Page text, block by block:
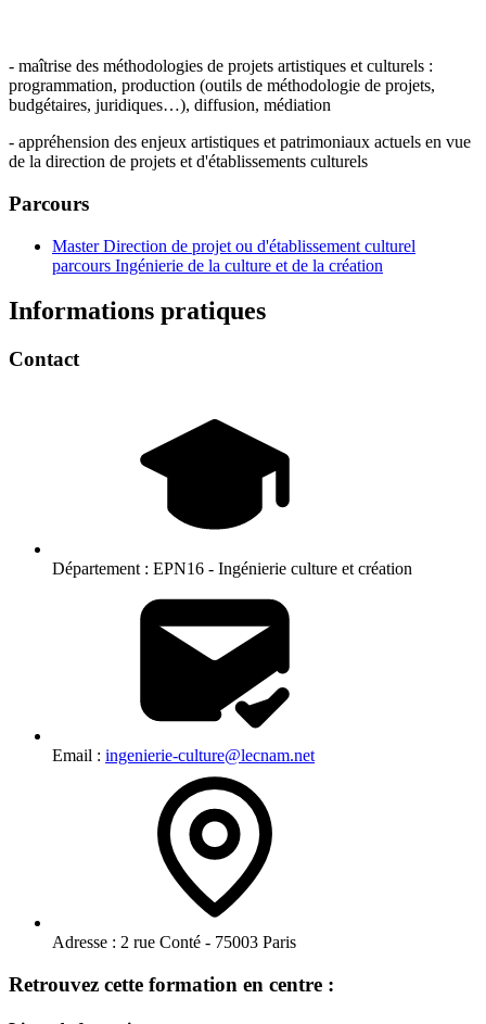
- maîtrise des méthodologies de projets artistiques et culturels :
programmation, production (outils de méthodologie de projets,
budgétaires, juridiques…), diffusion, médiation
- appréhension des enjeux artistiques et patrimoniaux actuels en vue
de la direction de projets et d'établissements culturels
Parcours
Master Direction de projet ou d'établissement culturel
parcours Ingénierie de la culture et de la création
Informations pratiques
Contact
Département : EPN16 - Ingénierie culture et création
Email : ingenierie-culture@lecnam.net
Adresse : 2 rue Conté - 75003 Paris
Retrouvez cette formation en centre :